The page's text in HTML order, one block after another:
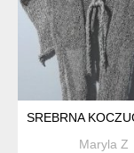
SREBRNA
Maryla Z